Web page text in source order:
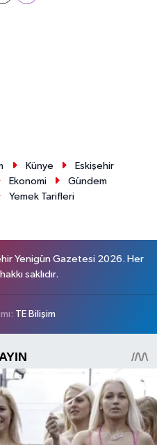
Künye
Eskişehir
Ekonomi
Gündem
Yemek Tarifleri
Yenigün Gazetesi 2026. Her
hakkı saklıdır.
TE Bilişim